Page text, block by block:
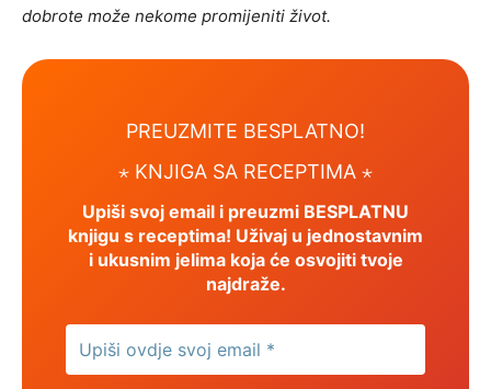
dobrote može nekome promijeniti život.
PREUZMITE BESPLATNO!
⋆ KNJIGA SA RECEPTIMA ⋆
Upiši svoj email i preuzmi BESPLATNU
knjigu s receptima! Uživaj u jednostavnim
i ukusnim jelima koja će osvojiti tvoje
najdraže.